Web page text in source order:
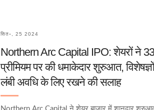
सित॰, 25 2024
Northern Arc Capital IPO: शेयरों ने
प्रीमियम पर की धमाकेदार शुरुआत,
लंबी अवधि के लिए रखने की सलाह